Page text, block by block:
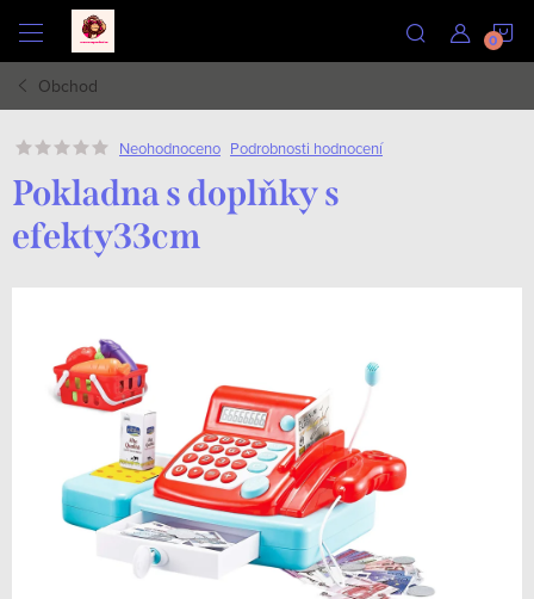
obsah
Obchod
Neohodnoceno Podrobnosti hodnocení
Pokladna s doplňky s
efekty33cm